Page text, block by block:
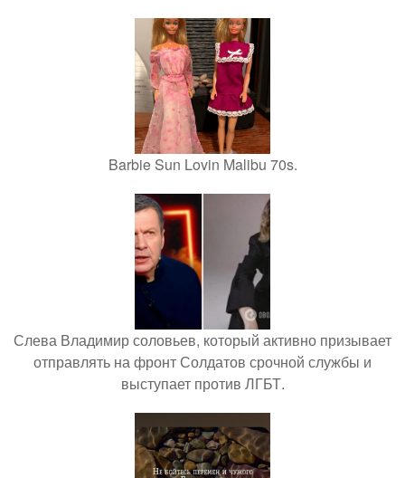
Barbie Sun Lovin Malibu 70s.
Слева Владимир соловьев, который активно призывает
отправлять на фронт Солдатов срочной службы и
выступает против ЛГБТ.